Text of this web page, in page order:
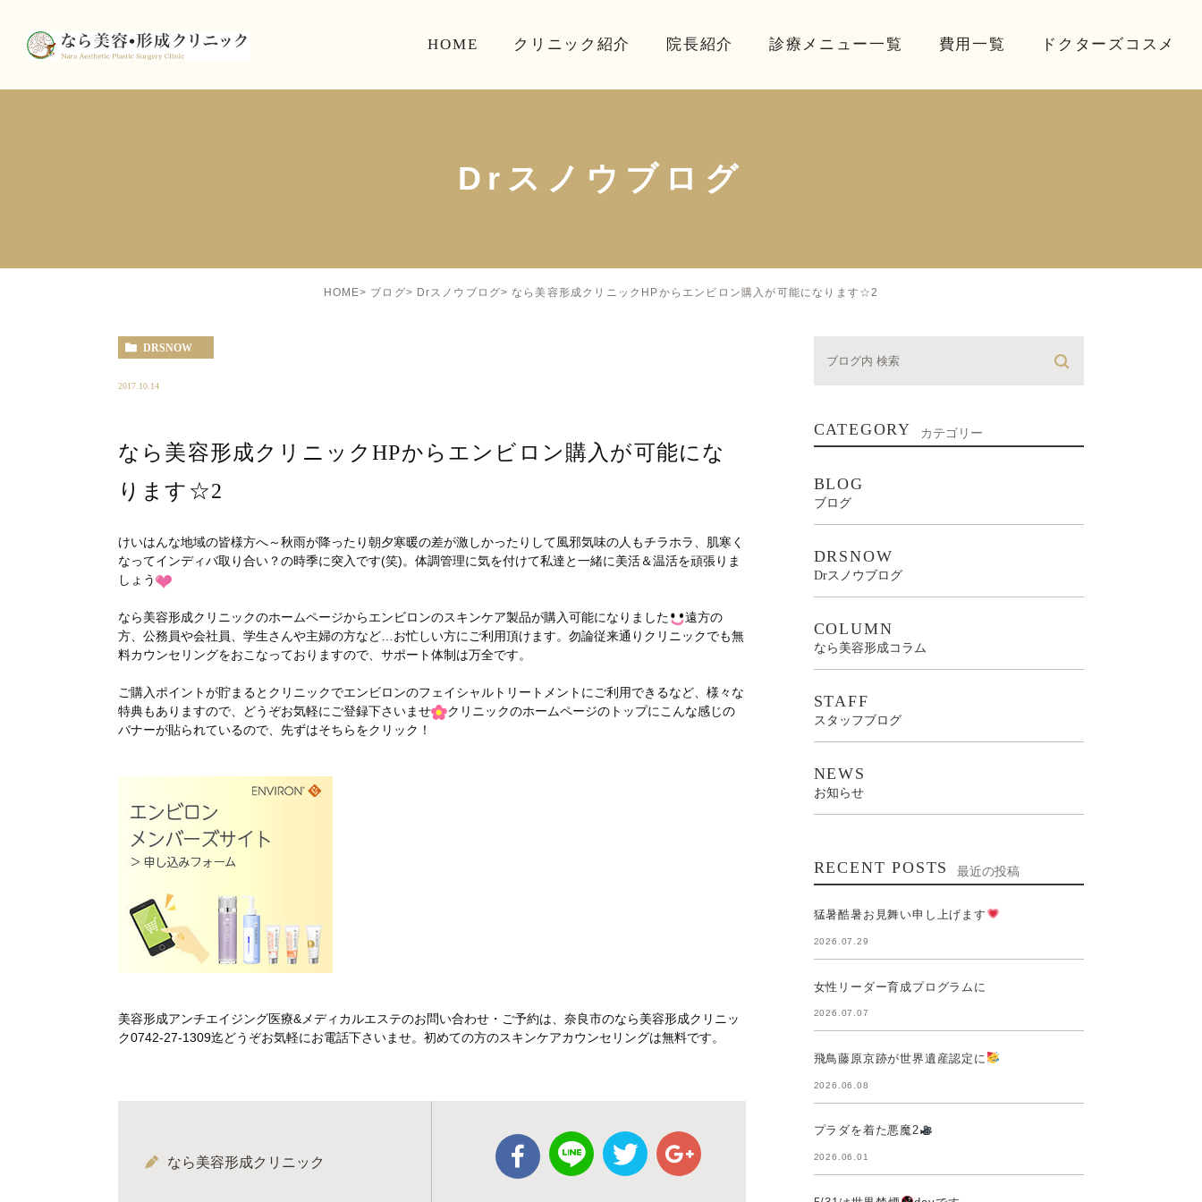
HOME クリニック紹介 院長紹介 診療メニュー一覧 費用一覧 ドクターズコスメ
Drスノウブログ
HOME ブログ Drスノウブログ なら美容形成クリニックHPからエンビロン購入が可能になります☆2
DRSNOW
2017.10.14
なら美容形成クリニックHPからエンビロン購入が可能にな
ります☆2
けいはんな地域の皆様方へ～秋雨が降ったり朝夕寒暖の差が激しかったりして風邪気味の人もチラホラ、肌寒く
なってインディバ取り合い？の時季に突入です(笑)。体調管理に気を付けて私達と一緒に美活＆温活を頑張りま
しょう
なら美容形成クリニックのホームページからエンビロンのスキンケア製品が購入可能になりました
遠方の
方、公務員や会社員、学生さんや主婦の方など…お忙しい方にご利用頂けます。勿論従来通りクリニックでも無
料カウンセリングをおこなっておりますので、サポート体制は万全です。
ご購入ポイントが貯まるとクリニックでエンビロンのフェイシャルトリートメントにご利用できるなど、様々な
特典もありますので、どうぞお気軽にご登録下さいませ
クリニックのホームページのトップにこんな感じの
バナーが貼られているので、先ずはそちらをクリック！
美容形成アンチエイジング医療&メディカルエステのお問い合わせ・ご予約は、奈良市のなら美容形成クリニッ
ク0742-27-1309迄どうぞお気軽にお電話下さいませ。初めての方のスキンケアカウンセリングは無料です。
なら美容形成クリニック
CATEGORY カテゴリー
BLOG
ブログ
DRSNOW
Drスノウブログ
COLUMN
なら美容形成コラム
STAFF
スタッフブログ
NEWS
お知らせ
RECENT POSTS 最近の投稿
猛暑酷暑お見舞い申し上げます
2026.07.29
女性リーダー育成プログラムに
2026.07.07
飛鳥藤原京跡が世界遺産認定に
2026.06.08
プラダを着た悪魔2
2026.06.01